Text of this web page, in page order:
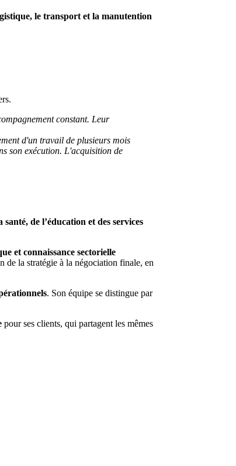
le transport et la manutention
constant. Leur
d'un travail de plusieurs mois
son exécution. L'acquisition de
santé, de l’éducation et des services
et connaissance sectorielle
la stratégie à la négociation finale, en
. Son équipe se distingue par
pour ses clients, qui partagent les mêmes